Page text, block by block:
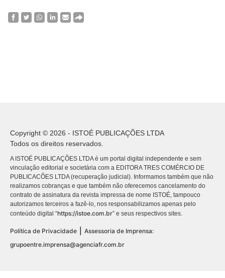
Copyright © 2026 - ISTOÉ PUBLICAÇÕES LTDA
Todos os direitos reservados.
A ISTOÉ PUBLICAÇÕES LTDA é um portal digital independente e sem
vinculação editorial e societária com a EDITORA TRES COMÉRCIO DE
PUBLICACÕES LTDA (recuperação judicial). Informamos também que não
realizamos cobranças e que também não oferecemos cancelamento do
contrato de assinatura da revista impressa de nome ISTOÉ, tampouco
autorizamos terceiros a fazê-lo, nos responsabilizamos apenas pelo
conteúdo digital “https://istoe.com.br” e seus respectivos sites.
Política de Privacidade
Assessoria de Imprensa:
grupoentre.imprensa@agenciafr.com.br